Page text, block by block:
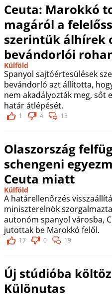
Ceuta: Marokkó
magáról a
szerintük álhírek
bevándorlói
Külföld
Spanyol sajtóértesülések
bevándorló azt állította,
nem akadályozták meg, sőt
határ átlépését.
1 4 13
Olaszország
schengeni
Ceuta miatt
Külföld
A határellenőrzés
miniszterelnök
autonóm spanyol városba,
jutottak be Marokkó felől.
17 0 19
Új stúdióba
Különutas